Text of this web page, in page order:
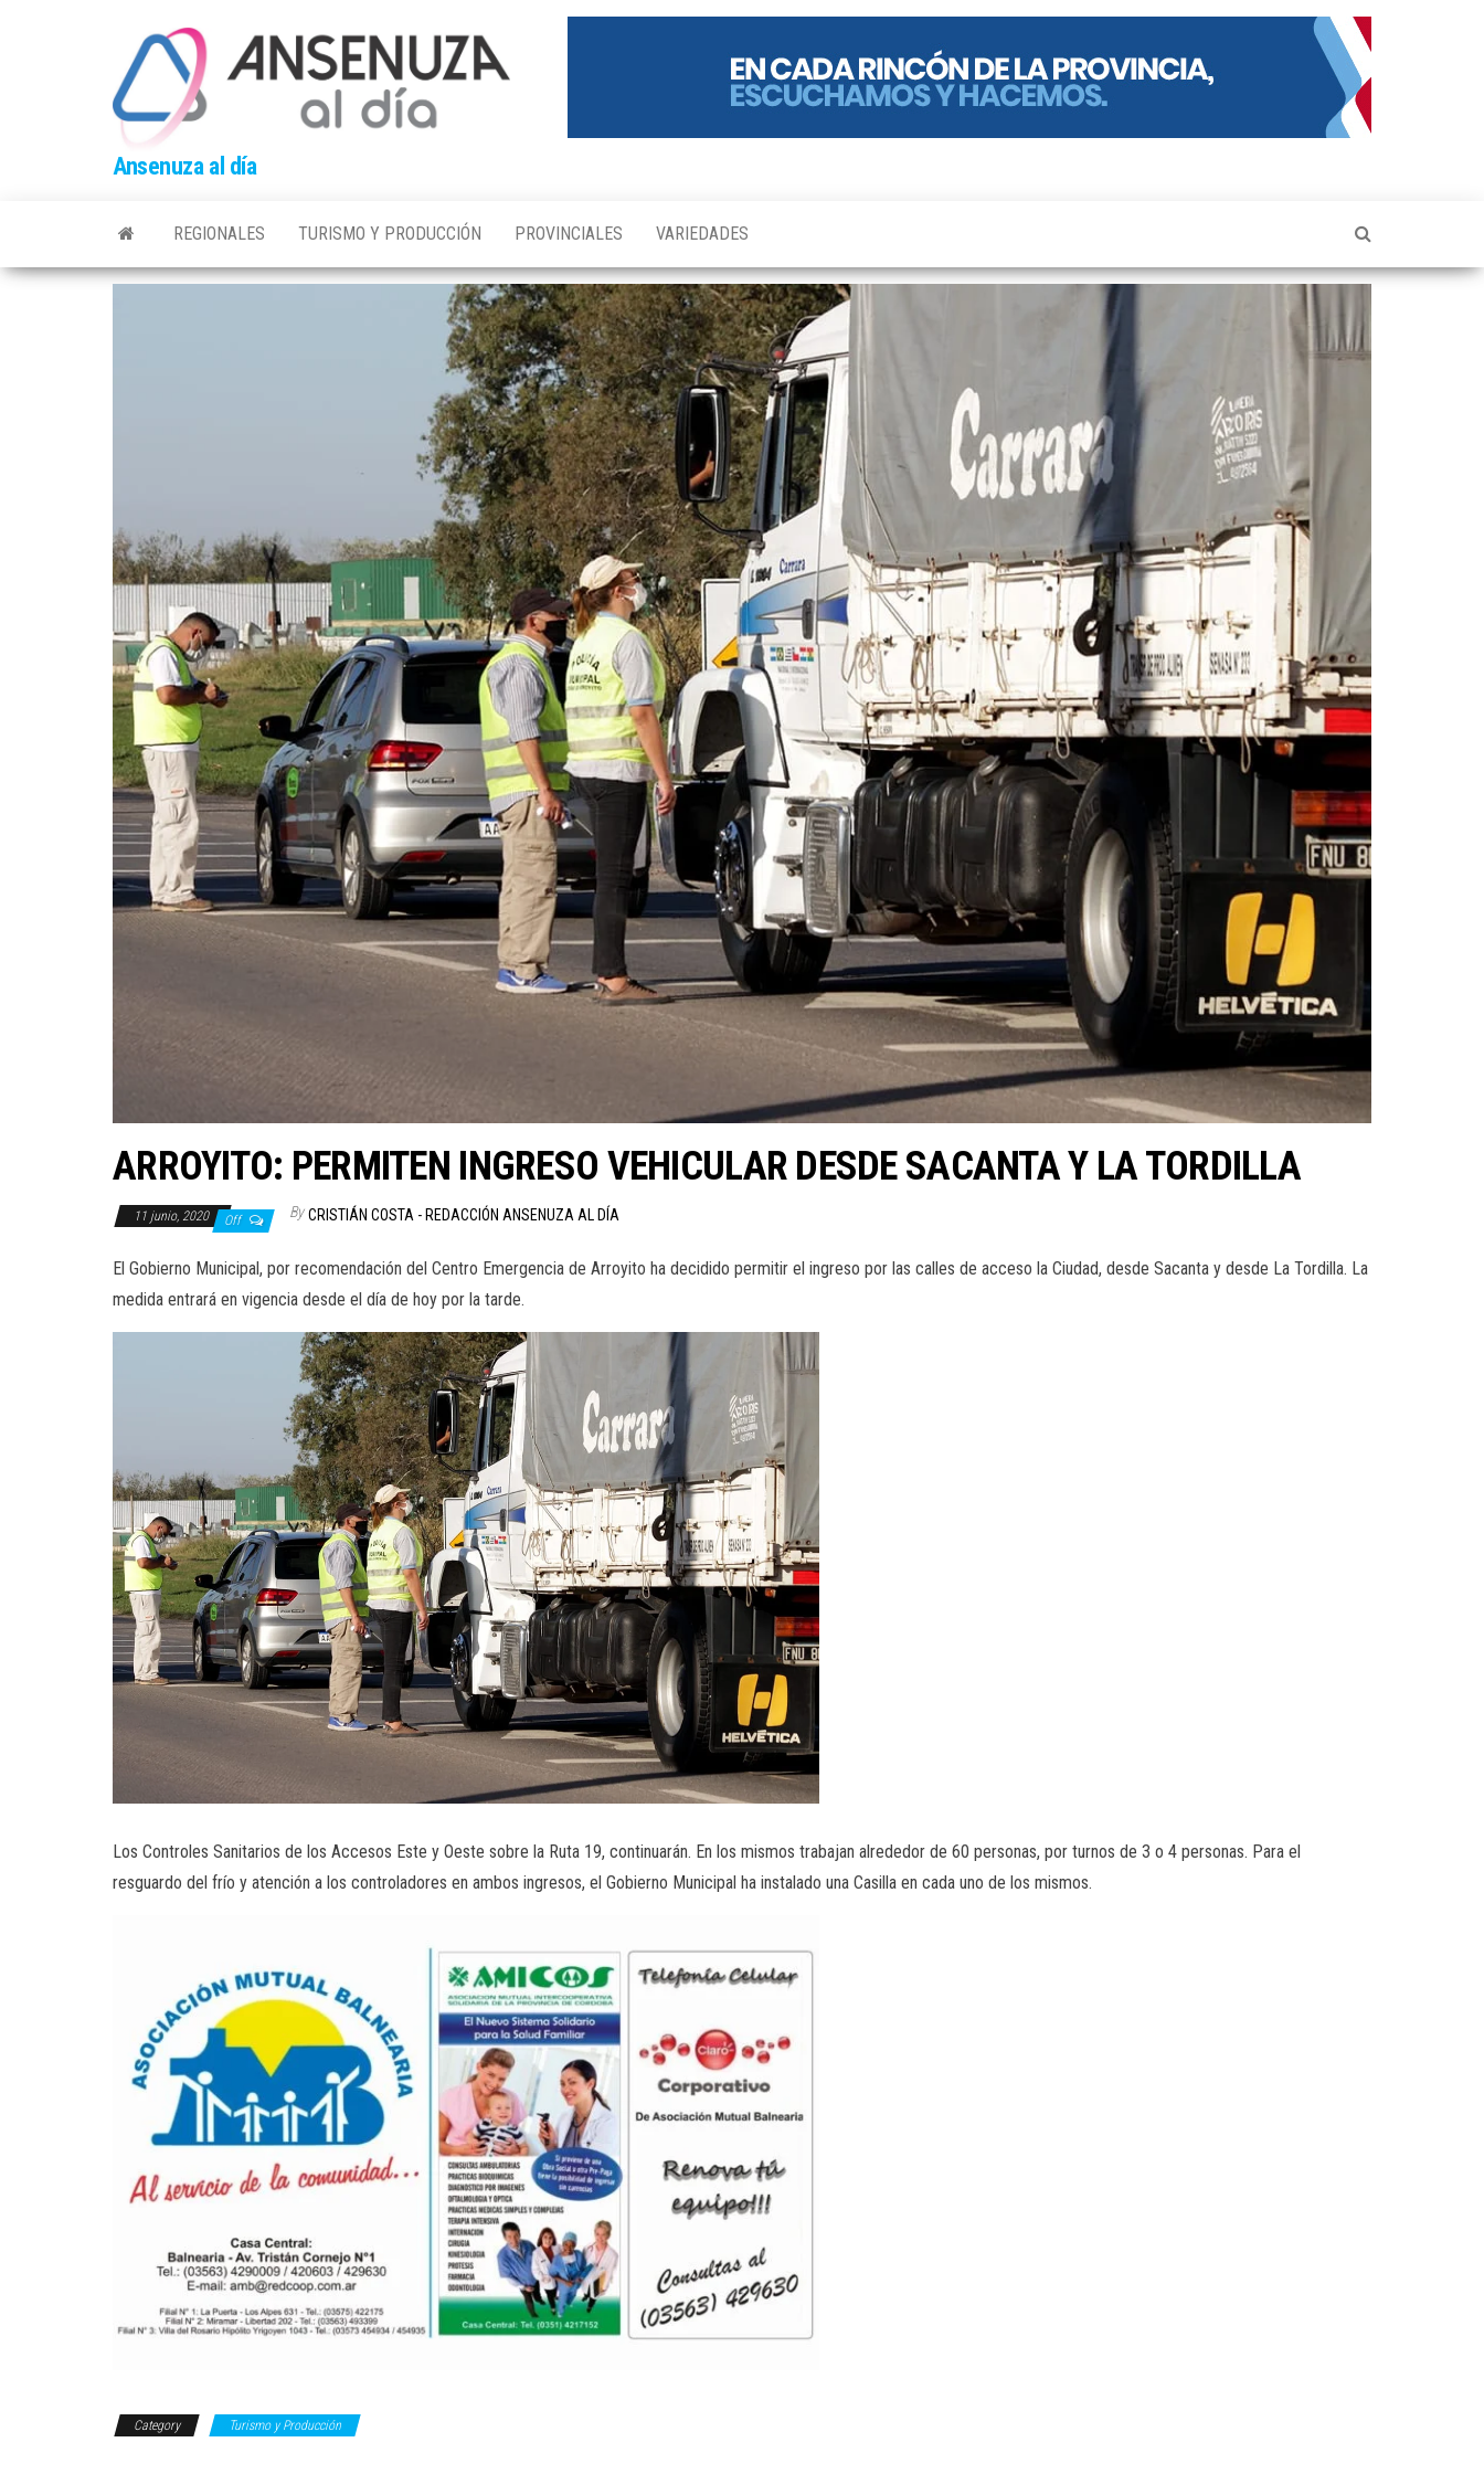
Ansenuza al día
REGIONALES TURISMO Y PRODUCCIÓN PROVINCIALES VARIEDADES
ARROYITO: PERMITEN INGRESO VEHICULAR DESDE SACANTA Y LA TORDILLA
11 junio, 2020 Off By CRISTIÁN COSTA - REDACCIÓN ANSENUZA AL DÍA
El Gobierno Municipal, por recomendación del Centro Emergencia de Arroyito ha decidido permitir el ingreso por las calles de acceso la Ciudad, desde Sacanta y desde La Tordilla. La
medida entrará en vigencia desde el día de hoy por la tarde.
Los Controles Sanitarios de los Accesos Este y Oeste sobre la Ruta 19, continuarán. En los mismos trabajan alrededor de 60 personas, por turnos de 3 o 4 personas. Para el
resguardo del frío y atención a los controladores en ambos ingresos, el Gobierno Municipal ha instalado una Casilla en cada uno de los mismos.
Category Turismo y Producción